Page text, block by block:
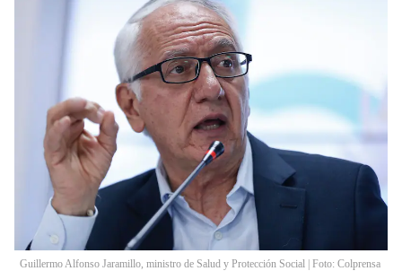
Guillermo Alfonso Jaramillo, ministro de Salud y Protección Social | Foto: Colprensa